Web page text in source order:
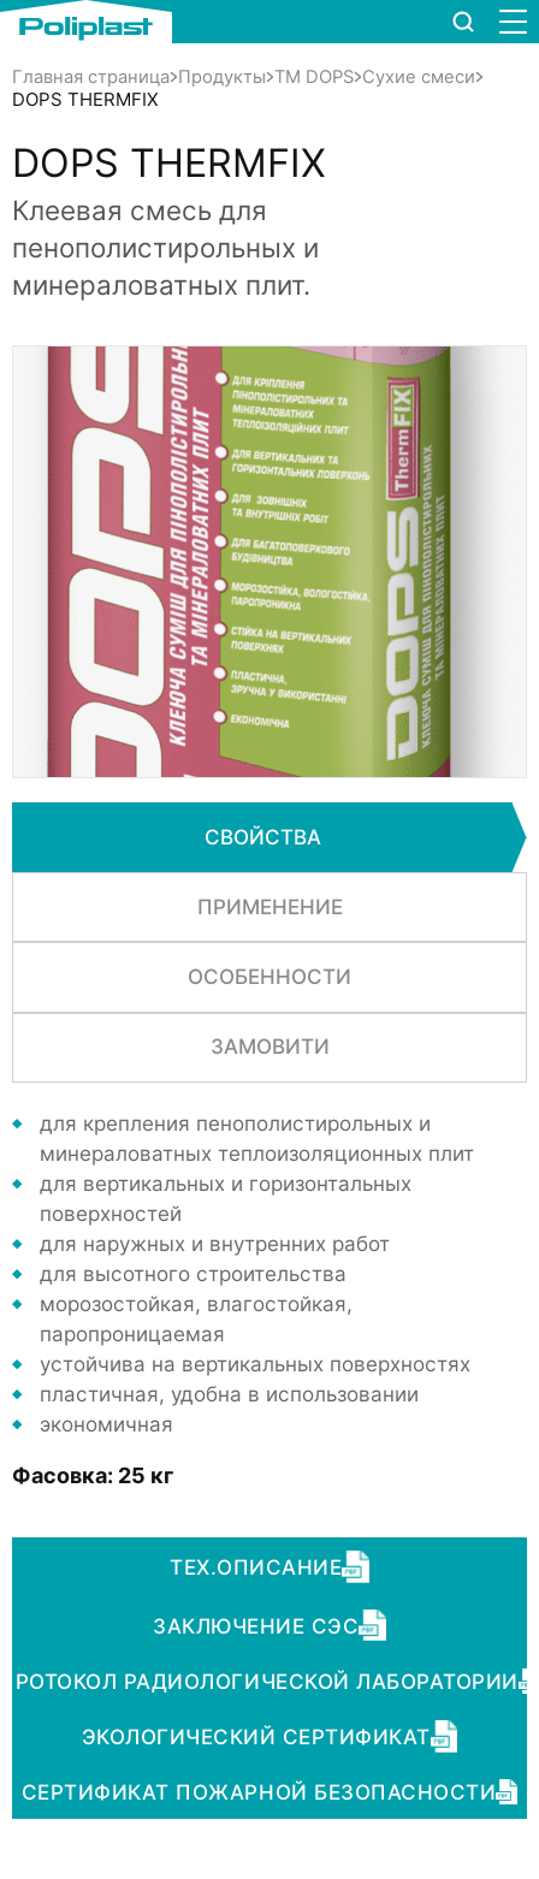
Главная страница Продукты TM DOPS Сухие смеси
DOPS THERMFIX
DOPS THERMFIX
Клеевая смесь для
пенополистирольных и
минераловатных плит.
СВОЙСТВА
ПРИМЕНЕНИЕ
ОСОБЕННОСТИ
ЗАМОВИТИ
для крепления пенополистирольных и
минераловатных теплоизоляционных плит
для вертикальных и горизонтальных
поверхностей
для наружных и внутренних работ
для высотного строительства
морозостойкая, влагостойкая,
паропроницаемая
устойчива на вертикальных поверхностях
пластичная, удобна в использовании
экономичная
Фасовка: 25 кг
ТЕХ.ОПИСАНИЕ
ЗАКЛЮЧЕНИЕ СЭС
ПРОТОКОЛ РАДИОЛОГИЧЕСКОЙ ЛАБОРАТОРИИ
ЭКОЛОГИЧЕСКИЙ СЕРТИФИКАТ
СЕРТИФИКАТ ПОЖАРНОЙ БЕЗОПАСНОСТИ